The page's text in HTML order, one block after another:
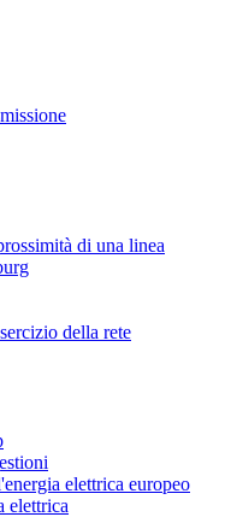
di una linea
della rete
elettrica europeo
elettrica